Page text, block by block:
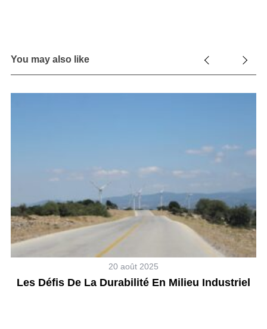
You may also like
20 août 2025
Les Défis De La Durabilité En Milieu Industriel